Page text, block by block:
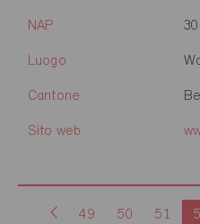
NAP
Luogo
Cantone
Sito web
49 50 51